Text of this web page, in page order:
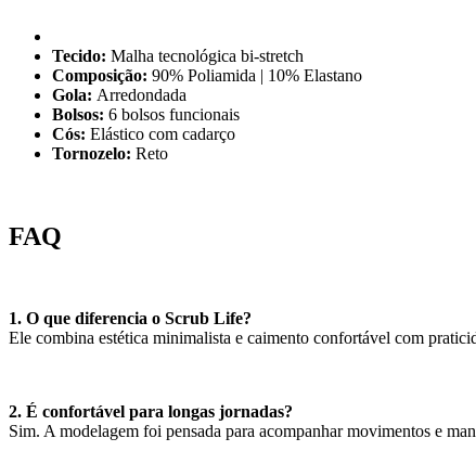
Tecido: Malha tecnológica bi-stretch
Composição: 90% Poliamida | 10% Elastano
Gola: Arredondada
Bolsos: 6 bolsos funcionais
Cós: Elástico com cadarço
Tornozelo: Reto
FAQ
1. O que diferencia o Scrub Life?
Ele combina estética minimalista e caimento confortável com
2. É confortável para longas jornadas?
Sim. A modelagem foi pensada para acompanhar movimentos e